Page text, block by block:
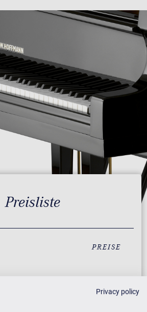
Preisliste
PREISE
Privacy policy